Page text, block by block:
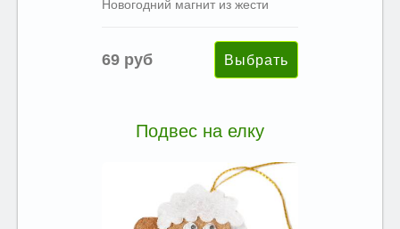
Новогодний магнит из жести
69 руб
Подвес на елку